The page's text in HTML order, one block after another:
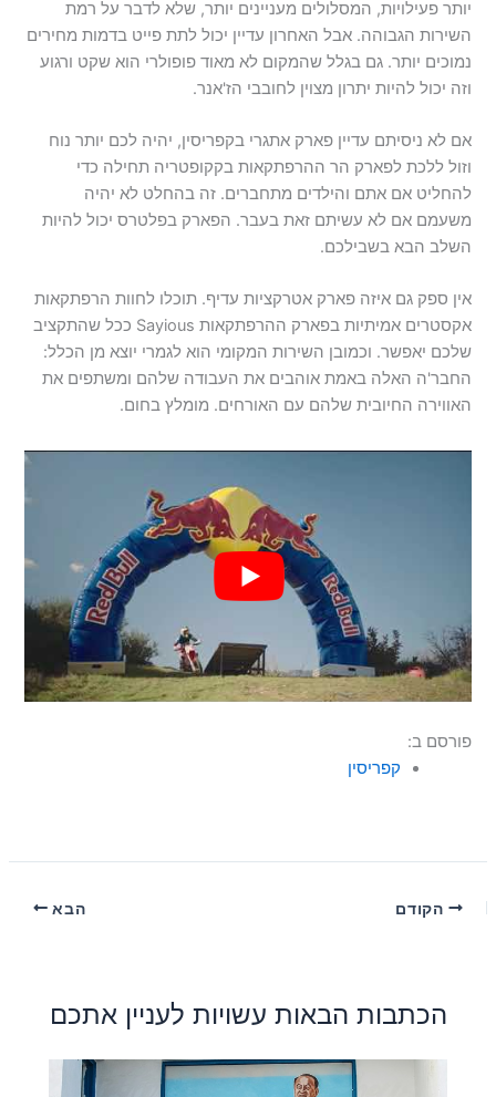
יותר פעילויות, המסלולים מעניינים יותר, שלא לדבר על רמת
השירות הגבוהה. אבל האחרון עדיין יכול לתת פייט בדמות מחירים
נמוכים יותר. גם בגלל שהמקום לא מאוד פופולרי הוא שקט ורגוע
וזה יכול להיות יתרון מצוין לחובבי הז'אנר.
אם לא ניסיתם עדיין פארק אתגרי בקפריסין, יהיה לכם יותר נוח
וזול ללכת לפארק הר ההרפתקאות בקקופטריה תחילה כדי
להחליט אם אתם והילדים מתחברים. זה בהחלט לא יהיה
משעמם אם לא עשיתם זאת בעבר. הפארק בפלטרס יכול להיות
השלב הבא בשבילכם.
אין ספק גם איזה פארק אטרקציות עדיף. תוכלו לחוות הרפתקאות
אקסטרים אמיתיות בפארק ההרפתקאות Sayious ככל שהתקציב
שלכם יאפשר. וכמובן השירות המקומי הוא לגמרי יוצא מן הכלל:
החבר'ה האלה באמת אוהבים את העבודה שלהם ומשתפים את
האווירה החיובית שלהם עם האורחים. מומלץ בחום.
פורסם ב:
קפריסין
הקודם הבא
הכתבות הבאות עשויות לעניין אתכם